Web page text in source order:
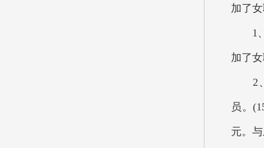
加了
1、
加了
2、
员。
元。